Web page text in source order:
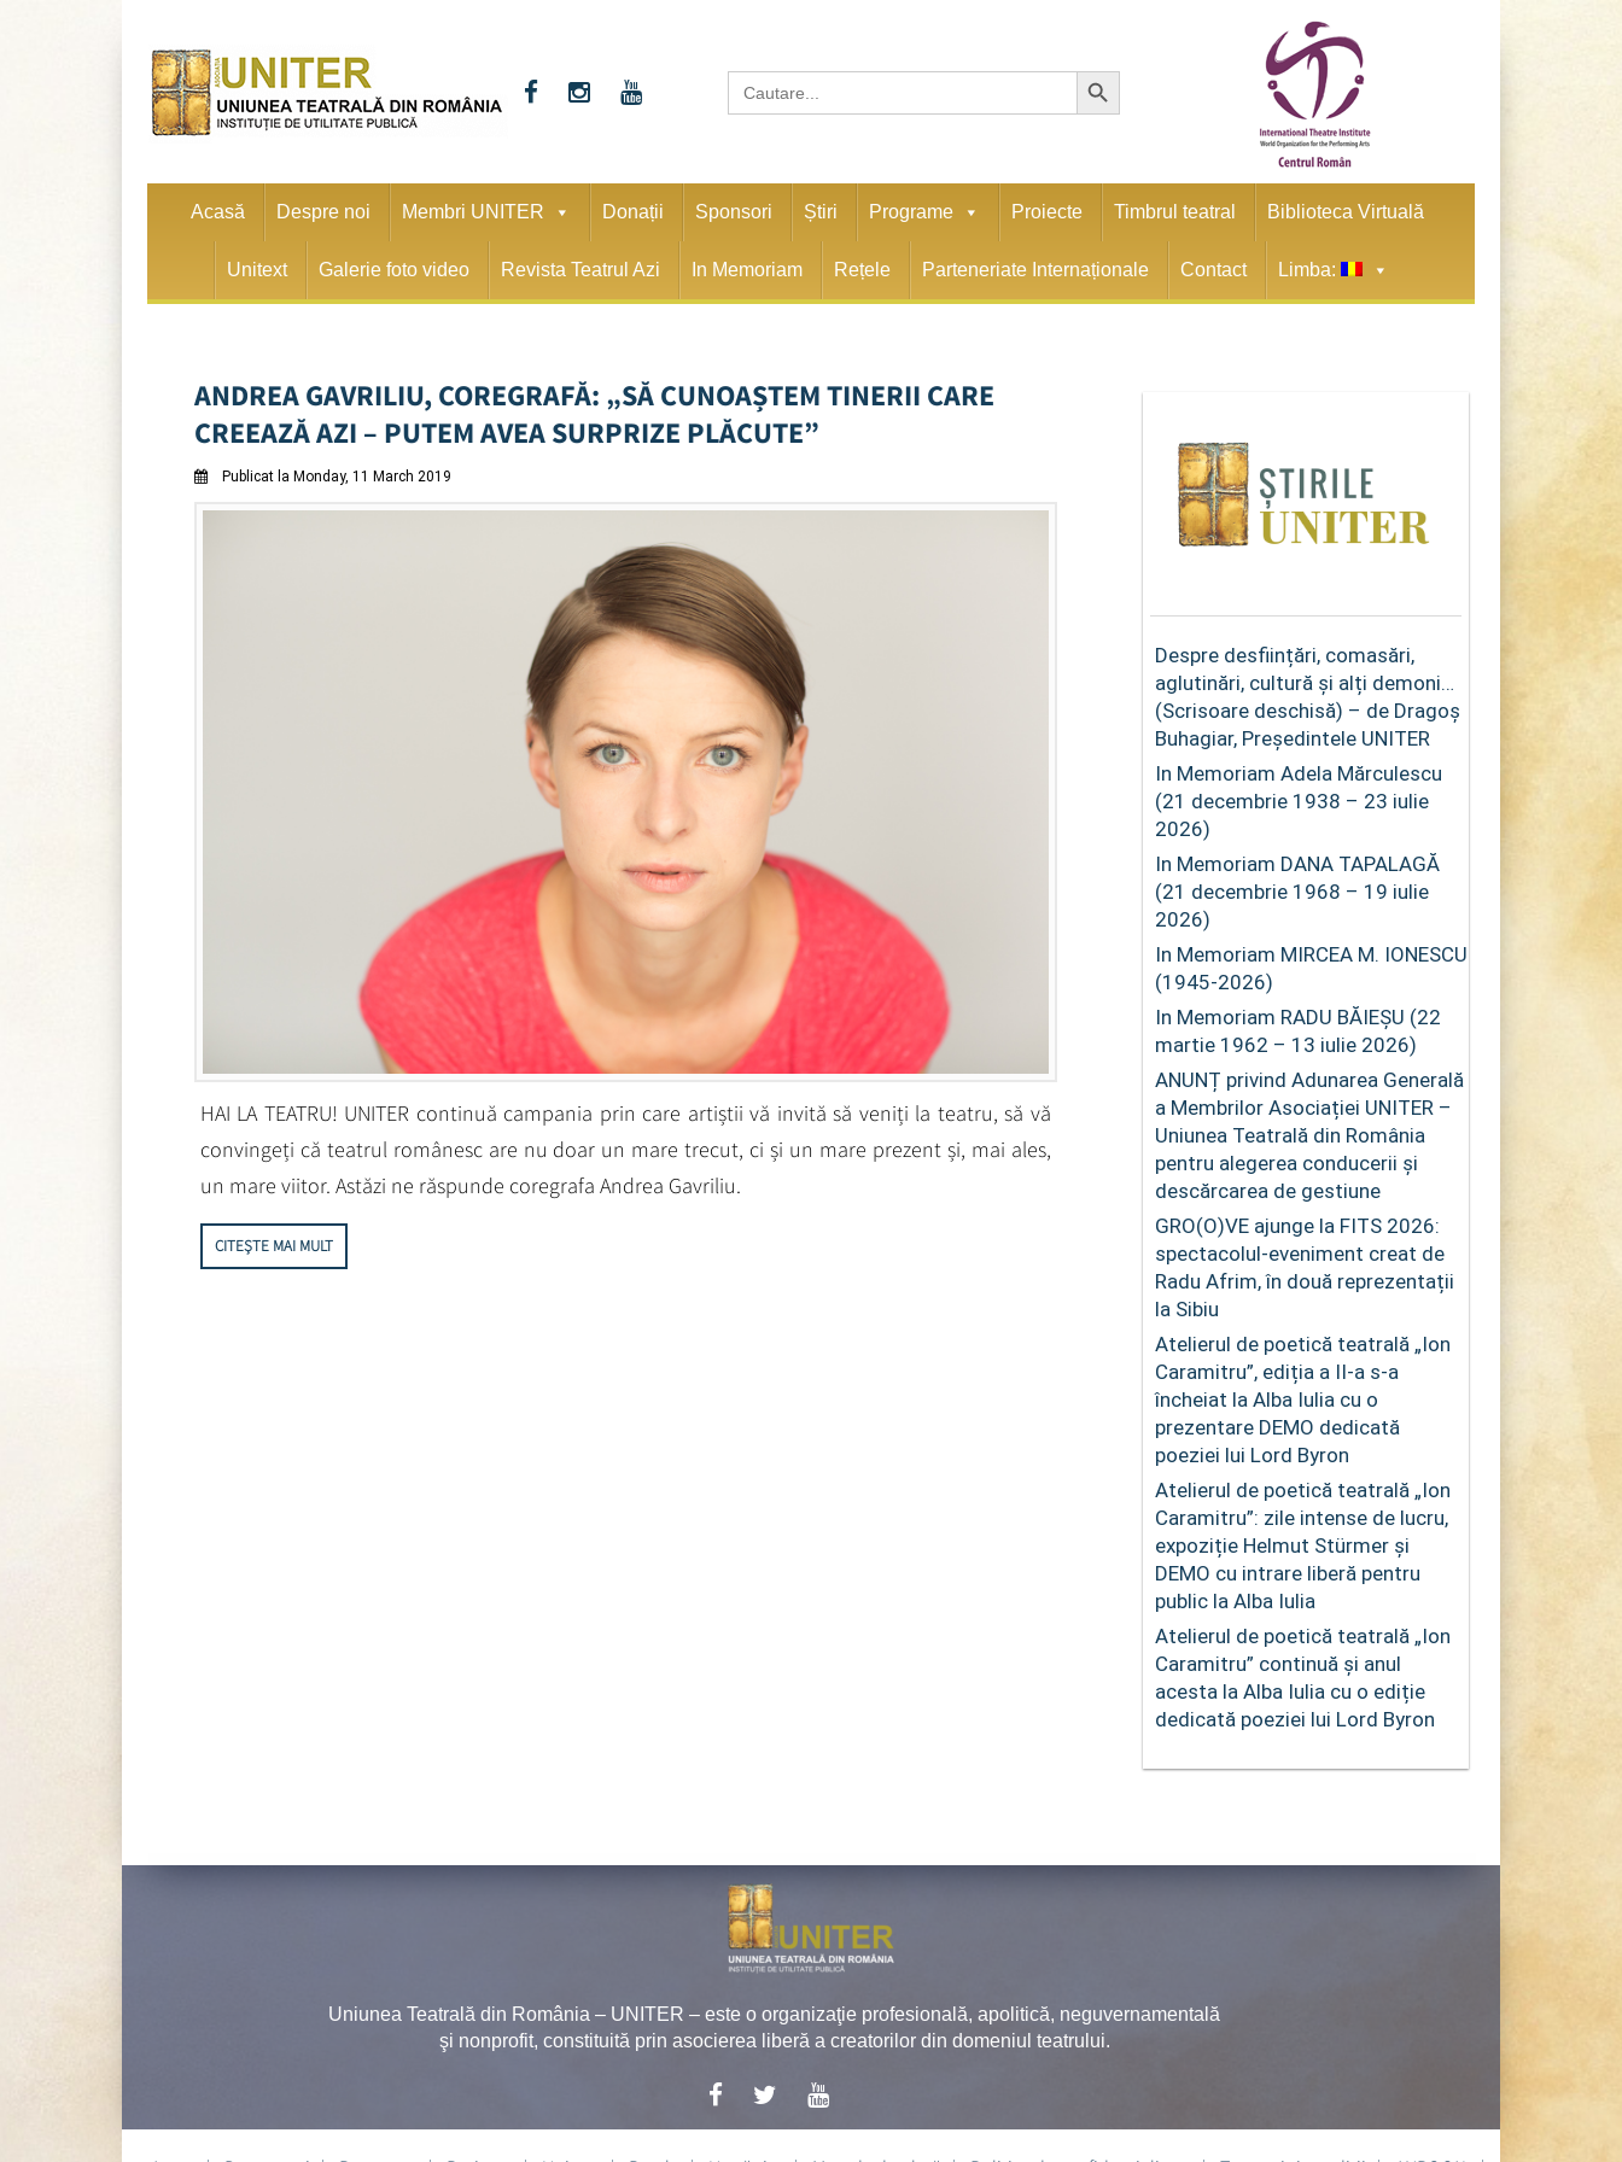
Search
for:
Search Button
Acasă Despre noi Membri UNITER Donații Sponsori Știri Programe Proiecte Timbrul teatral Biblioteca Virtuală
Unitext Galerie foto video Revista Teatrul Azi In Memoriam Rețele Parteneriate Internaționale Contact Limba:
ANDREA GAVRILIU, COREGRAFĂ: „SĂ CUNOAȘTEM TINERII CARE
CREEAZĂ AZI – PUTEM AVEA SURPRIZE PLĂCUTE”
Publicat la Monday, 11 March 2019
HAI LA TEATRU! UNITER continuă campania prin care artiștii vă invită să veniți la teatru, să vă
convingeți că teatrul românesc are nu doar un mare trecut, ci și un mare prezent și, mai ales,
un mare viitor. Astăzi ne răspunde coregrafa Andrea Gavriliu.
CITEȘTE MAI MULT
Despre desființări, comasări,
aglutinări, cultură și alți demoni…
(Scrisoare deschisă) – de Dragoș
Buhagiar, Președintele UNITER
In Memoriam Adela Mărculescu
(21 decembrie 1938 – 23 iulie
2026)
In Memoriam DANA TAPALAGĂ
(21 decembrie 1968 – 19 iulie
2026)
In Memoriam MIRCEA M. IONESCU
(1945-2026)
In Memoriam RADU BĂIEȘU (22
martie 1962 – 13 iulie 2026)
ANUNȚ privind Adunarea Generală
a Membrilor Asociației UNITER –
Uniunea Teatrală din România
pentru alegerea conducerii și
descărcarea de gestiune
GRO(O)VE ajunge la FITS 2026:
spectacolul-eveniment creat de
Radu Afrim, în două reprezentații
la Sibiu
Atelierul de poetică teatrală „Ion
Caramitru”, ediția a II-a s-a
încheiat la Alba Iulia cu o
prezentare DEMO dedicată
poeziei lui Lord Byron
Atelierul de poetică teatrală „Ion
Caramitru”: zile intense de lucru,
expoziție Helmut Stürmer și
DEMO cu intrare liberă pentru
public la Alba Iulia
Atelierul de poetică teatrală „Ion
Caramitru” continuă și anul
acesta la Alba Iulia cu o ediție
dedicată poeziei lui Lord Byron
Uniunea Teatrală din România – UNITER – este o organizaţie profesională, apolitică, neguvernamentală
şi nonprofit, constituită prin asocierea liberă a creatorilor din domeniul teatrului.